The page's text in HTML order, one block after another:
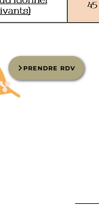
PRENDRE RDV